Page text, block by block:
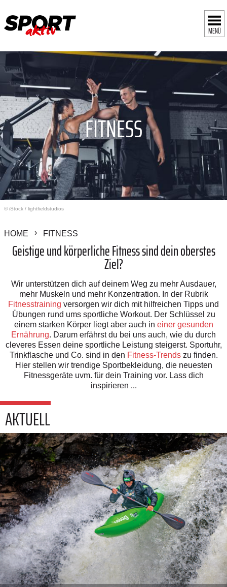
MENÜ
© iStock / lightfieldstudios
FITNESS
HOME FITNESS
Geistige und körperliche Fitness sind dein oberstes
Ziel?
Wir unterstützen dich auf deinem Weg zu mehr Ausdauer,
mehr Muskeln und mehr Konzentration. In der Rubrik
Fitnesstraining versorgen wir dich mit hilfreichen Tipps und
Übungen rund ums sportliche Workout. Der Schlüssel zu
einem starken Körper liegt aber auch in einer gesunden
Ernährung. Darum erfährst du bei uns auch, wie du durch
cleveres Essen deine sportliche Leistung steigerst. Sportuhr,
Trinkflasche und Co. sind in den Fitness-Trendszu finden.
Hier stellen wir trendige Sportbekleidung, die neuesten
Fitnessgeräte uvm. für dein Training vor. Lass dich
inspirieren ...
AKTUELL